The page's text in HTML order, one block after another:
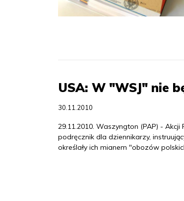
USA: W "WSJ" nie
30.11.2010
29.11.2010. Waszyngton (PAP) -
podręcznik dla dziennikarzy,
określały ich mianem "obozów